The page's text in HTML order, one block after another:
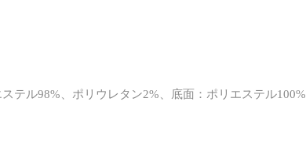
テル98%、ポリウレタン2%、底面：ポリエステル100%